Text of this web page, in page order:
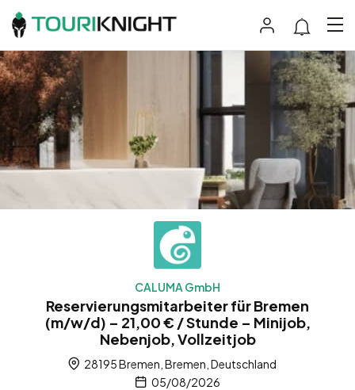
CALUMA GmbH
Reservierungsmitarbeiter für Bremen
(m/w/d) – 21,00 € / Stunde – Minijob,
Nebenjob, Vollzeitjob
28195 Bremen, Bremen, Deutschland
05/08/2026